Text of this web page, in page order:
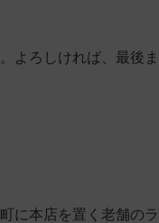
よろしければ、最後ま
に本店を置く老舗のラ